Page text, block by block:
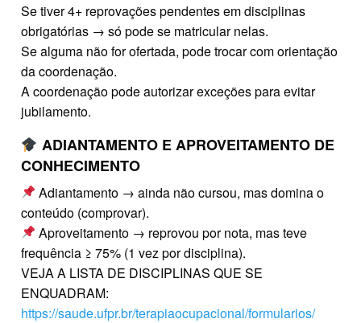
Se tiver 4+ reprovações pendentes em disciplinas
obrigatórias → só pode se matricular nelas.
Se alguma não for ofertada, pode trocar com orientação
da coordenação.
A coordenação pode autorizar exceções para evitar
jubilamento.
ADIANTAMENTO E APROVEITAMENTO DE
CONHECIMENTO
Adiantamento → ainda não cursou, mas domina o
conteúdo (comprovar).
Aproveitamento → reprovou por nota, mas teve
frequência ≥ 75% (1 vez por disciplina).
VEJA A LISTA DE DISCIPLINAS QUE SE
ENQUADRAM:
https://saude.ufpr.br/terapiaocupacional/formularios/